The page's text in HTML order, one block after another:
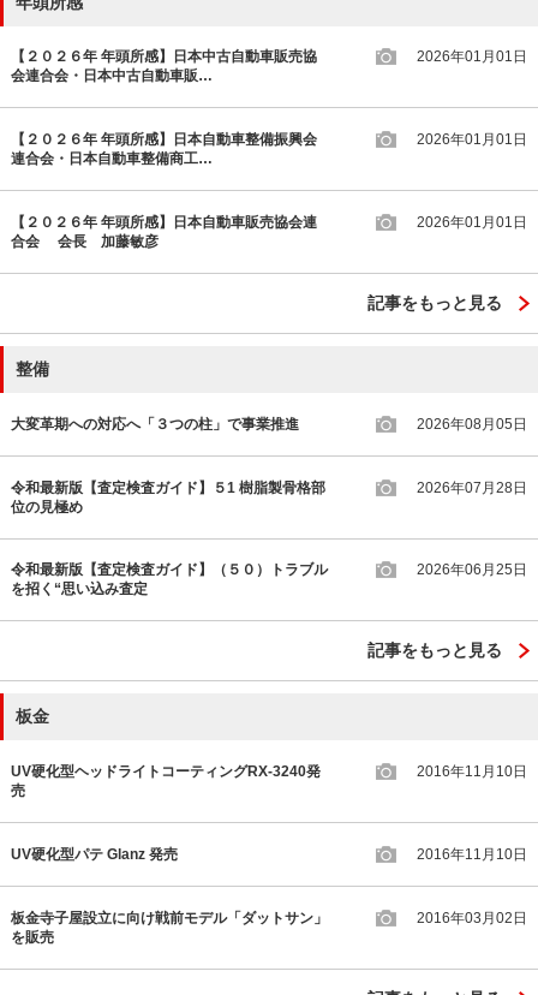
【２０２６年 年頭所感】日本中古自動車販売協
会連合会・日本中古自動車販…
2026年01月01日
【２０２６年 年頭所感】日本自動車整備振興会
連合会・日本自動車整備商工…
2026年01月01日
【２０２６年 年頭所感】日本自動車販売協会連
合会 会長 加藤敏彦
2026年01月01日
記事をもっと見る
整備
大変革期への対応へ「３つの柱」で事業推進 2026年08月05日
令和最新版【査定検査ガイド】５1 樹脂製骨格部
位の見極め
2026年07月28日
令和最新版【査定検査ガイド】（５０）トラブル
を招く“思い込み査定
2026年06月25日
記事をもっと見る
板金
UV硬化型ヘッドライトコーティングRX-3240発
売
2016年11月10日
UV硬化型パテ Glanz 発売 2016年11月10日
板金寺子屋設立に向け戦前モデル「ダットサン」
を販売
2016年03月02日